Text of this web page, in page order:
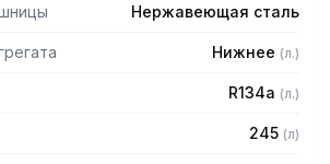
Нержавеющая сталь
Нижнее (л.)
R134a (л.)
245 (л)